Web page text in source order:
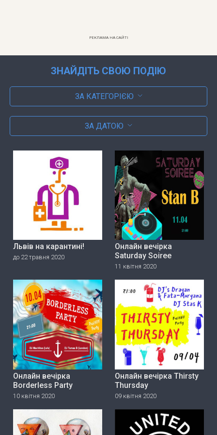
РЕКЛАМА НА САЙТІ
ЗНАЙДІТЬ СВОЮ ПОДІЮ
ЗА КАТЕГОРІЄЮ
ЗА ДАТОЮ
Львів на карантині!
до 22 травня 2020
Онлайн вечірка
Saturday Soiree
11 квітня 2020
Онлайн вечірка
Borderless Party
10 квітня 2020
Онлайн вечірка Thirsty
Thursday
09 квітня 2020